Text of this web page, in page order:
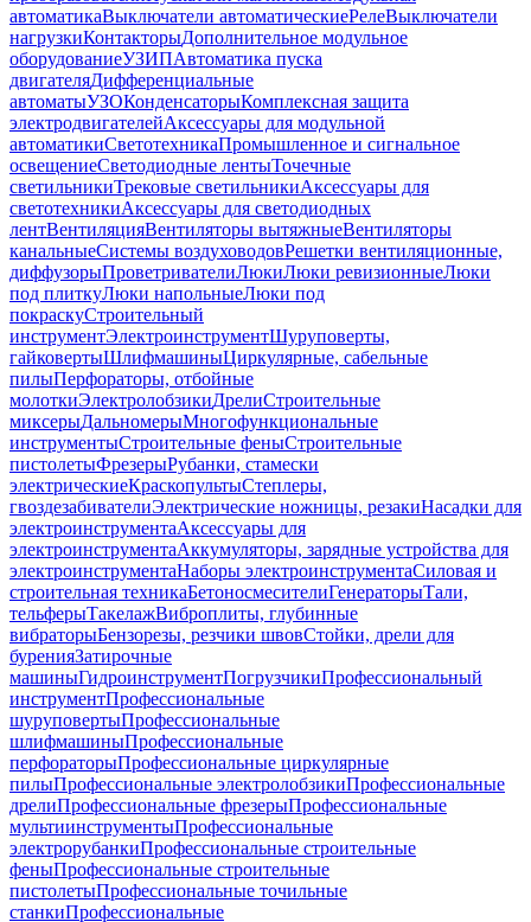
автоматикаВыключатели автоматическиеРелеВыключатели
нагрузкиКонтакторыДополнительное модульное
оборудованиеУЗИПАвтоматика пуска
двигателяДифференциальные
автоматыУЗОКонденсаторыКомплексная защита
электродвигателейАксессуары для модульной
автоматикиСветотехникаПромышленное и сигнальное
освещениеСветодиодные лентыТочечные
светильникиТрековые светильникиАксессуары для
светотехникиАксессуары для светодиодных
лентВентиляцияВентиляторы вытяжныеВентиляторы
канальныеСистемы воздуховодовРешетки вентиляционные,
диффузорыПроветривателиЛюкиЛюки ревизионныеЛюки
под плиткуЛюки напольныеЛюки под
покраскуСтроительный
инструментЭлектроинструментШуруповерты,
гайковертыШлифмашиныЦиркулярные, сабельные
пилыПерфораторы, отбойные
молоткиЭлектролобзикиДрелиСтроительные
миксерыДальномерыМногофункциональные
инструментыСтроительные феныСтроительные
пистолетыФрезерыРубанки, стамески
электрическиеКраскопультыСтеплеры,
гвоздезабивателиЭлектрические ножницы, резакиНасадки для
электроинструментаАксессуары для
электроинструментаАккумуляторы, зарядные устройства для
электроинструментаНаборы электроинструментаСиловая и
строительная техникаБетоносмесителиГенераторыТали,
тельферыТакелажВиброплиты, глубинные
вибраторыБензорезы, резчики швовСтойки, дрели для
буренияЗатирочные
машиныГидроинструментПогрузчикиПрофессиональный
инструментПрофессиональные
шуруповертыПрофессиональные
шлифмашиныПрофессиональные
перфораторыПрофессиональные циркулярные
пилыПрофессиональные электролобзикиПрофессиональные
дрелиПрофессиональные фрезерыПрофессиональные
мультиинструментыПрофессиональные
электрорубанкиПрофессиональные строительные
феныПрофессиональные строительные
пистолетыПрофессиональные точильные
станкиПрофессиональные